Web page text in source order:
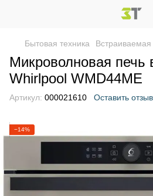
Бытовая техника Встраиваемая
Микроволновая печь
Whirlpool WMD44ME
Артикул: 000021610 Оставить отзыв
−14%